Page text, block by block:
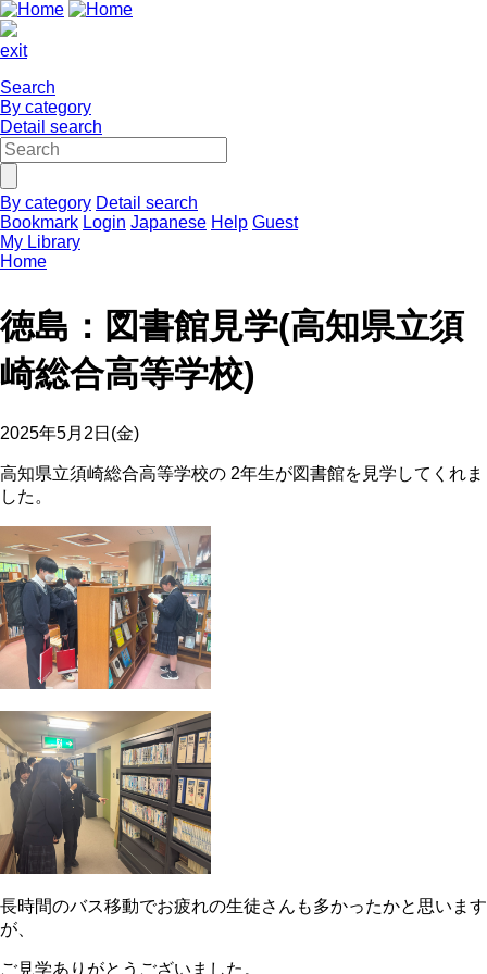
exit
Search
By category
Detail search
By category Detail search
Bookmark Login Japanese Help Guest
My Library
Home
徳島：図書館見学(高知県立須
崎総合高等学校)
2025年5月2日(金)
高知県立須崎総合高等学校の 2年生が図書館を見学してくれま
した。
長時間のバス移動でお疲れの生徒さんも多かったかと思います
が、
ご見学ありがとうございました。